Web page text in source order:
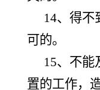
14、得不
可的。
15、不能
置的工作，